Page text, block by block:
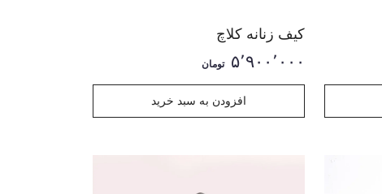
کیف زنانه کلاچ
۵٬۹۰۰٬۰۰۰ تومان
افزودن به سبد خرید